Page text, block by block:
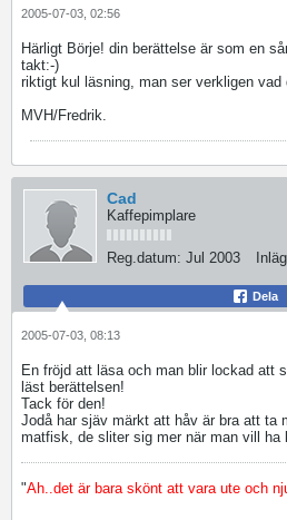
2005-07-03, 02:56
Härligt Börje! din berättelse är som en
takt:-)
riktigt kul läsning, man ser verkligen vad
MVH/Fredrik.
Cad
Kaffepimplare
Reg.datum: Jul 2003
Dela
2005-07-03, 08:13
En fröjd att läsa och man blir lockad att
läst berättelsen!
Tack för den!
Jodå har sjäv märkt att håv är bra att ta
matfisk, de sliter sig mer när man vill ha
"Ah..det är bara skönt att vara ute och